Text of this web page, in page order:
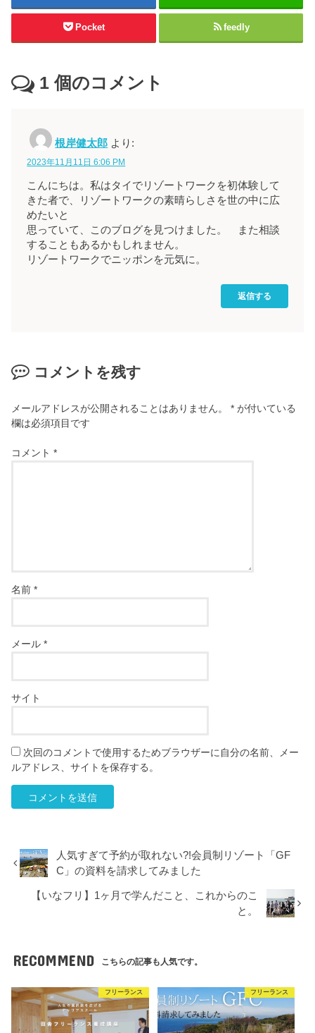
Pocket feedly
1 個のコメント
根岸健太郎 より:
2023年11月11日 6:06 PM
こんにちは。私はタイでリゾートワークを初体験して
きた者で、リゾートワークの素晴らしさを世の中に広
めたいと
思っていて、このブログを見つけました。 また相談
することもあるかもしれません。
リゾートワークでニッポンを元気に。
返信する
コメントを残す
メールアドレスが公開されることはありません。 * が付いている
欄は必須項目です
コメント*
名前*
メール*
サイト
次回のコメントで使用するためブラウザーに自分の名前、メー
ルアドレス、サイトを保存する。
人気すぎて予約が取れない?!会員制リゾート「GF
C」の資料を請求してみました
【いなフリ】1ヶ月で学んだこと、これからのこ
と。
RECOMMEND こちらの記事も人気です。
フリーランス フリーランス